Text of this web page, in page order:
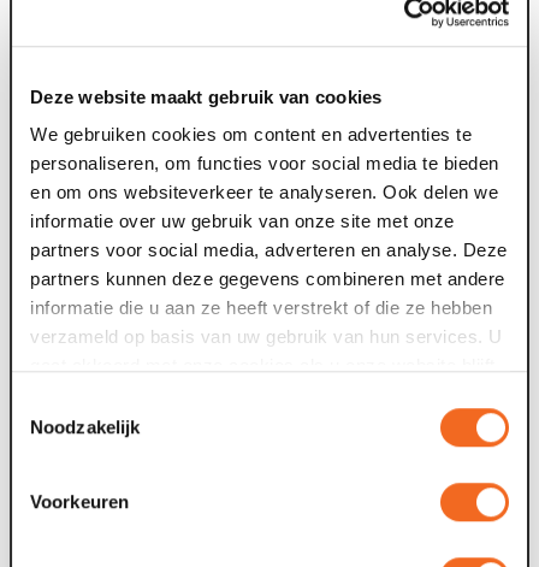
Deze website maakt gebruik van cookies
We gebruiken cookies om content en advertenties te
personaliseren, om functies voor social media te bieden
en om ons websiteverkeer te analyseren. Ook delen we
informatie over uw gebruik van onze site met onze
partners voor social media, adverteren en analyse. Deze
partners kunnen deze gegevens combineren met andere
informatie die u aan ze heeft verstrekt of die ze hebben
verzameld op basis van uw gebruik van hun services. U
Noodzakelijk
Voorkeuren
Van dinsdag 4 tot en met zaterdag 8 augustus gebeurt er
iets bijzonders in Maaspoort. BACKSTAGE verandert vijf
avonden lang in de set van...
09 jul. 2026
Voor tweede theaterseizoen op rij meer
dan 100.000 bezoekers
2027 de grens van 100.000 verkochte tickets bereikt. Het